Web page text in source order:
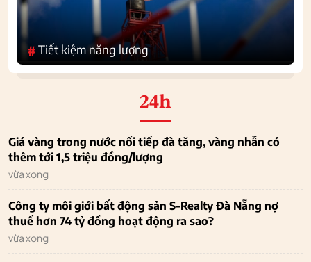
#Tiết kiệm năng lượng
24h
Giá vàng trong nước nối tiếp đà tăng, vàng nhẫn có
thêm tới 1,5 triệu đồng/lượng
vừa xong
Công ty môi giới bất động sản S-Realty Đà Nẵng nợ
thuế hơn 74 tỷ đồng hoạt động ra sao?
vừa xong